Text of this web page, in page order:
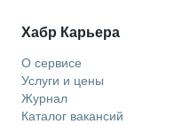
Хабр Карьера
О сервисе
Услуги и цены
Журнал
Каталог вакансий